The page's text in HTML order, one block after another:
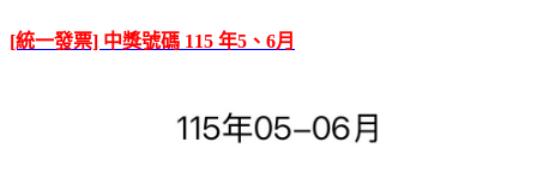
[統一發票] 中獎號碼 115 年5、6月